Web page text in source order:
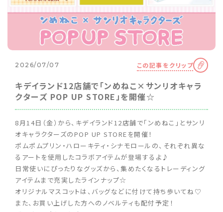
2026/07/07 この記事をクリップ
キデイランド12店舗で「ンめねこ×サンリオキャラ
クターズ POP UP STORE」を開催☆
8月14日（金）から、キデイランド12店舗で「ンめねこ」とサンリ
オキャラクターズのPOP UP STOREを開催！
ポムポムプリン・ハローキティ・シナモロールの、それぞれ異な
るアートを使用したコラボアイテムが登場するよ♪
日常使いにぴったりなグッズから、集めたくなるトレーディング
アイテムまで充実したラインナップ☆
オリジナルマスコットは、バッグなどに付けて持ち歩いてね♡
また、お買い上げした方へのノベルティも配付予定！